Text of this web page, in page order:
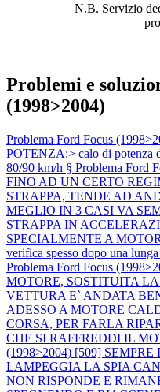
N.B. Servizio
Problemi e
(1998>2004)
Problema Ford Focus
POTENZA:> calo di potenza
80/90 km/h § Problema Ford
FINO AD UN CERTO
STRAPPA, TENDE AD
MEGLIO IN 3 CASI VA
STRAPPA IN
SPECIALMENTE A
verifica spesso dopo una
Problema Ford Focus
MOTORE, SOSTITUITA
VETTURA E` ANDATA
ADESSO A MOTORE
CORSA, PER FARLA
CHE SI RAFFREDDI IL
(1998>2004) [509]
LAMPEGGIA LA SPIA
NON RISPONDE E